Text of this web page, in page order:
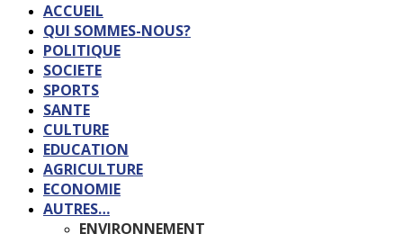
ACCUEIL
QUI SOMMES-NOUS?
POLITIQUE
SOCIETE
SPORTS
SANTE
CULTURE
EDUCATION
AGRICULTURE
ECONOMIE
AUTRES…
ENVIRONNEMENT